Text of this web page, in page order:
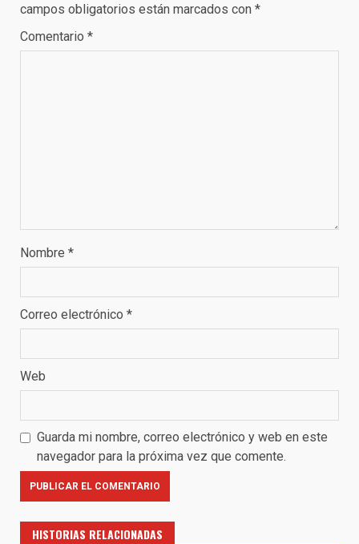
campos obligatorios están marcados con *
Comentario *
Nombre *
Correo electrónico *
Web
Guarda mi nombre, correo electrónico y web en este
navegador para la próxima vez que comente.
HISTORIAS RELACIONADAS